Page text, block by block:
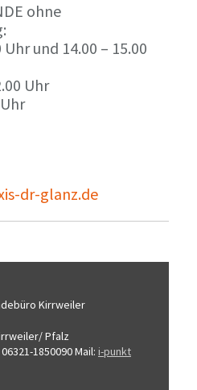
ohne
und 14.00 – 15.00
Uhr
dr-glanz.de
Kirrweiler
Pfalz
06321-1850090Mail: i-punkt